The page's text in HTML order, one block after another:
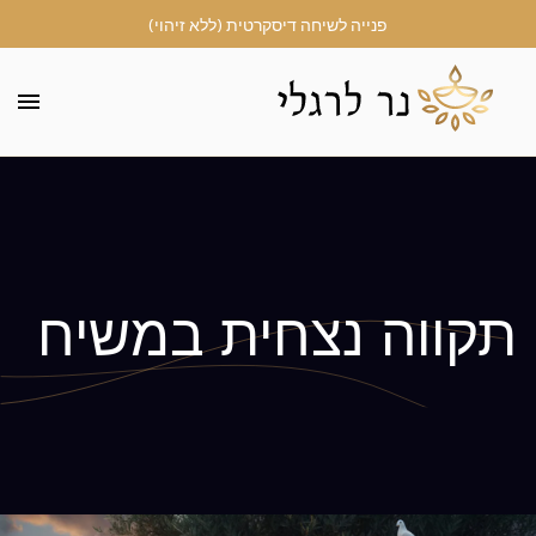
פנייה לשיחה דיסקרטית (ללא זיהוי)
תקווה נצחית במשיח